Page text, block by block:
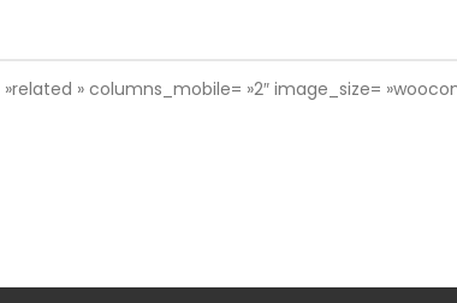
» columns_mobile= »2″ image_size=